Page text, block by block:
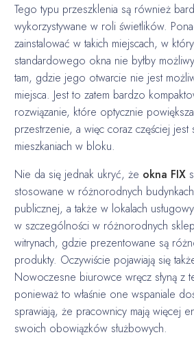
Tego typu przeszklenia są również
wykorzystywane w roli świetlików.
zainstalować w takich miejscach, w
standardowego okna nie byłby
tam, gdzie jego otwarcie nie jest
miejsca. Jest to zatem bardzo
rozwiązanie, które optycznie
przestrzenie, a więc coraz częściej
mieszkaniach w bloku.
Nie da się jednak ukryć, że okna FIX
stosowane w różnorodnych
publicznej, a także w lokalach
w szczególności w różnorodnych
witrynach, gdzie prezentowane są
produkty. Oczywiście pojawiają się
Nowoczesne biurowce wręcz słyną z
ponieważ to właśnie one wspaniale
sprawiają, że pracownicy mają więcej
swoich obowiązków służbowych.